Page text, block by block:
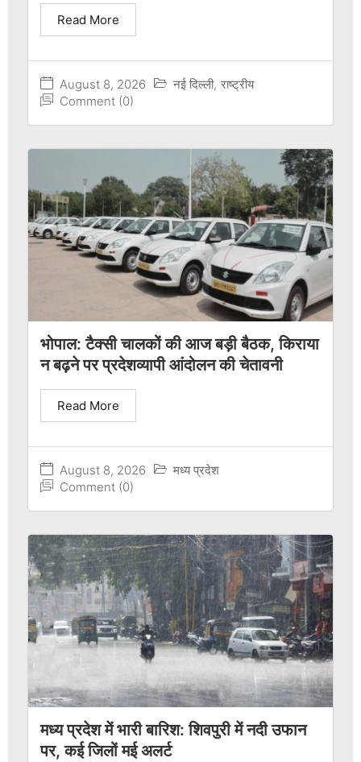
August 8, 2026 नई दिल्ली, राष्ट्रीय
Comment (0)
Read More
भोपाल: टैक्सी चालकों की आज बड़ी बैठक, किराया
न बढ़ने पर प्रदेशव्यापी आंदोलन की चेतावनी
August 8, 2026
मध्य प्रदेश
Comment (0)
Read More
मध्य प्रदेश में भारी बारिश: शिवपुरी में नदी उफान
पर, कई जिलों मई अलर्ट